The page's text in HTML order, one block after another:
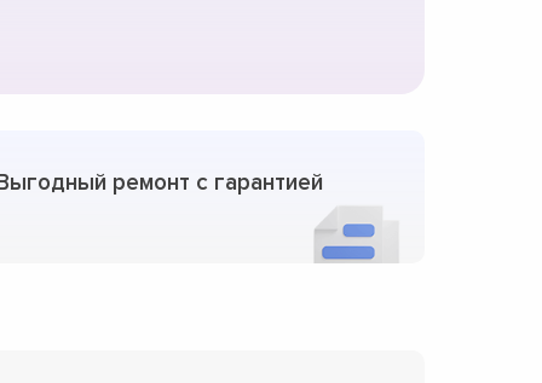
ремонт с гарантией